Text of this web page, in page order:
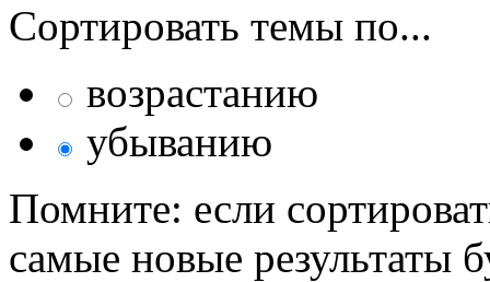
Сортировать темы по...
возрастанию
убыванию
Помните: если
самые новые результаты